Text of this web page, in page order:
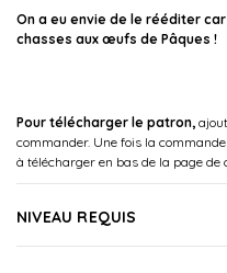
On a eu envie de le rééditer
chasses aux œufs de Pâques !
Pour télécharger le patron,
commander. Une fois la
à télécharger en bas de la page de
NIVEAU REQUIS